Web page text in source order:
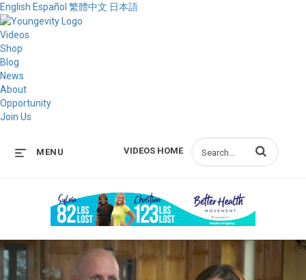
English Español 繁體中文 日本語
Videos
Shop
Blog
News
About
Opportunity
Join Us
VIDEOS HOME
MENU Enter terms to